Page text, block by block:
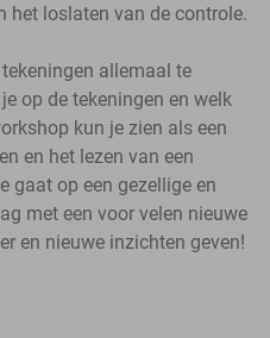
het loslaten van de controle.
allemaal te
op de tekeningen en welk
kun je zien als een
en het lezen van een
gaat op een gezellige en
met een voor velen nieuwe
en nieuwe inzichten geven!